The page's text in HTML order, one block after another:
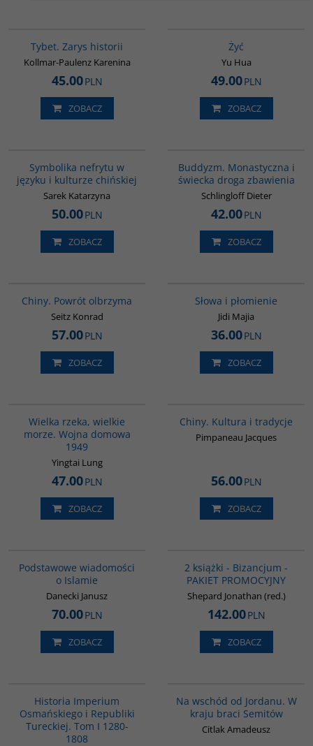
Tybet. Zarys historii
Kollmar-Paulenz Karenina
45.00PLN
ZOBACZ
Żyć
Yu Hua
49.00PLN
ZOBACZ
Symbolika nefrytu w
języku i kulturze chińskiej
Sarek Katarzyna
50.00PLN
ZOBACZ
Buddyzm. Monastyczna i
świecka droga zbawienia
Schlingloff Dieter
42.00PLN
ZOBACZ
Chiny. Powrót olbrzyma
Seitz Konrad
57.00PLN
ZOBACZ
Słowa i płomienie
Jidi Majia
36.00PLN
ZOBACZ
Wielka rzeka, wielkie
morze. Wojna domowa
1949
Yingtai Lung
47.00PLN
ZOBACZ
Chiny. Kultura i tradycje
Pimpaneau Jacques
56.00PLN
ZOBACZ
Podstawowe wiadomości
o Islamie
Danecki Janusz
70.00PLN
ZOBACZ
2 książki - Bizancjum -
PAKIET PROMOCYJNY
Shepard Jonathan (red.)
142.00PLN
ZOBACZ
Historia Imperium
Osmańskiego i Republiki
Tureckiej. Tom I 1280-
1808
Na wschód od Jordanu. W
kraju braci Semitów
Citlak Amadeusz